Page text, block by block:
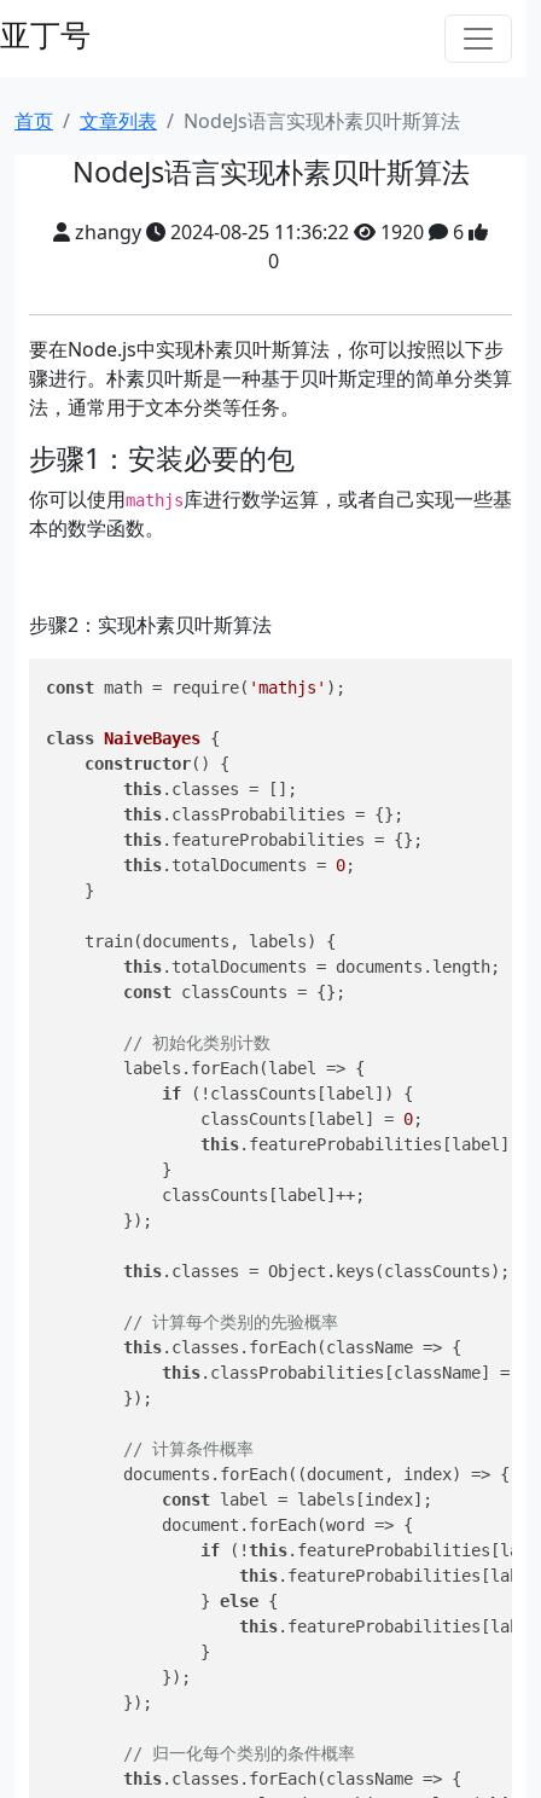
亚丁号
首页 文章列表 NodeJs语言实现朴素贝叶斯算法
NodeJs语言实现朴素贝叶斯算法
zhangy 2024-08-25 11:36:22 1920
6
0
要在Node.js中实现朴素贝叶斯算法，你可以按照以下步
骤进行。朴素贝叶斯是一种基于贝叶斯定理的简单分类算
法，通常用于文本分类等任务。
步骤1：安装必要的包
你可以使用mathjs库进行数学运算，或者自己实现一些基
本的数学函数。
步骤2：实现朴素贝叶斯算法
const math = require( 'mathjs' );
class NaiveBayes {
constructor() {
this.classes = [];
this.classProbabilities = {};
this.featureProbabilities = {};
this.totalDocuments = 0;
}
train(documents, labels) {
this.totalDocuments = documents.length;
const classCounts = {};
// 初始化类别计数
labels.forEach(label => {
if (!classCounts[label]) {
classCounts[label] = 0;
this.featureProbabilities[label]
}
classCounts[label]++;
});
this.classes = Object.keys(classCounts);
// 计算每个类别的先验概率
this.classes.forEach(className => {
this.classProbabilities[className] =
});
// 计算条件概率
documents.forEach((document, index) => {
const label = labels[index];
document.forEach(word => {
if (!this
this
} else {
this
}
});
});
// 归一化每个类别的条件概率
this.classes.forEach(className => {